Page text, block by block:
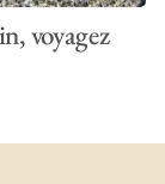
voyagez